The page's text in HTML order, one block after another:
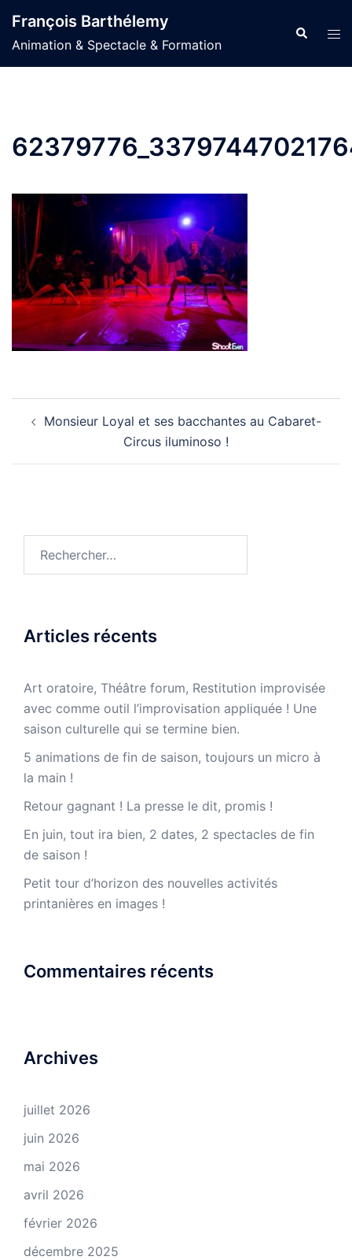
au
contenu
François Barthélemy
Animation & Spectacle & Formation
d’article
Monsieur Loyal et ses bacchantes au Cabaret-
Circus iluminoso !
Articles récents
Art oratoire, Théâtre forum, Restitution improvisée
avec comme outil l’improvisation appliquée ! Une
saison culturelle qui se termine bien.
5 animations de fin de saison, toujours un micro à
la main !
Retour gagnant ! La presse le dit, promis !
En juin, tout ira bien, 2 dates, 2 spectacles de fin
de saison !
Petit tour d’horizon des nouvelles activités
printanières en images !
Commentaires récents
Archives
juillet 2026
juin 2026
mai 2026
avril 2026
février 2026
décembre 2025